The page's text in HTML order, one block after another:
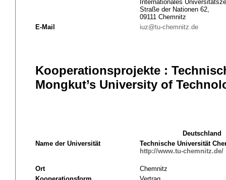
Internationales
Straße der Nationen 62,
09111 Chemnitz
E-Mail
iuz@tu-chemnitz.de
Kooperationsprojekte :
Mongkut’s University of
Deutschland
Name der Universität
Technische Universität
http://www.tu-chemnitz.de/
Ort
Chemnitz